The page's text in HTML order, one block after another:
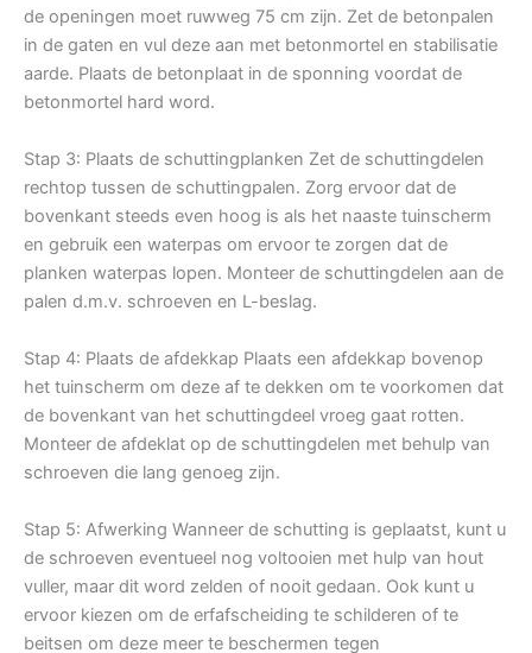
de openingen moet ruwweg 75 cm zijn. Zet de betonpalen
in de gaten en vul deze aan met betonmortel en stabilisatie
aarde. Plaats de betonplaat in de sponning voordat de
betonmortel hard word.
Stap 3: Plaats de schuttingplanken Zet de schuttingdelen
rechtop tussen de schuttingpalen. Zorg ervoor dat de
bovenkant steeds even hoog is als het naaste tuinscherm
en gebruik een waterpas om ervoor te zorgen dat de
planken waterpas lopen. Monteer de schuttingdelen aan de
palen d.m.v. schroeven en L-beslag.
Stap 4: Plaats de afdekkap Plaats een afdekkap bovenop
het tuinscherm om deze af te dekken om te voorkomen dat
de bovenkant van het schuttingdeel vroeg gaat rotten.
Monteer de afdeklat op de schuttingdelen met behulp van
schroeven die lang genoeg zijn.
Stap 5: Afwerking Wanneer de schutting is geplaatst, kunt u
de schroeven eventueel nog voltooien met hulp van hout
vuller, maar dit word zelden of nooit gedaan. Ook kunt u
ervoor kiezen om de erfafscheiding te schilderen of te
beitsen om deze meer te beschermen tegen